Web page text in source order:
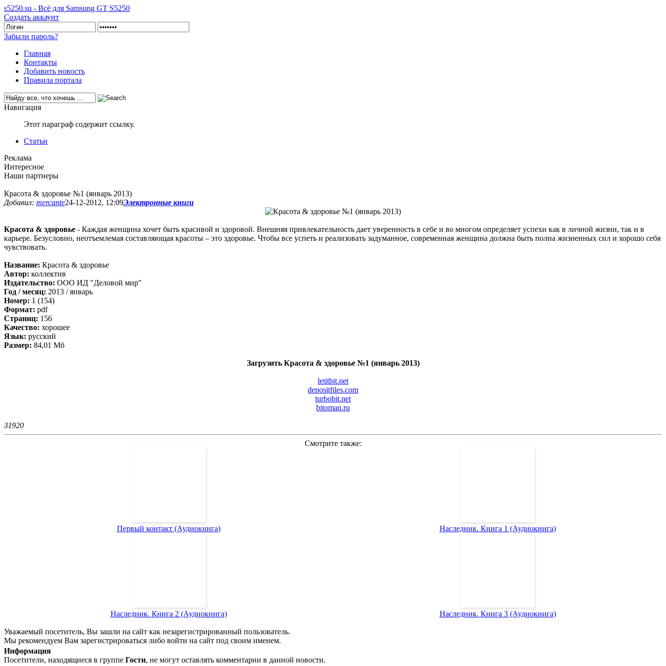
s5250.su - Всё для Samsung GT S5250
Создать аккаунт
Забыли пароль?
Главная
Контакты
Добавить новость
Правила портала
Навигация
Этот параграф содержит ссылку.
Статьи
Реклама
Интересное
Наши партнеры
Красота & здоровье №1 (январь 2013)
Добавил: mercante24-12-2012, 12:09Электронные книги
Красота & здоровье - Каждая женщина хочет быть красивой и здоровой. Внешняя привлекательность дает уверенность в себе и во многом определяет успехи как в личной жизни, так и в
карьере. Безусловно, неотъемлемая составляющая красоты – это здоровье. Чтобы все успеть и реализовать задуманное, современная женщина должна быть полна жизненных сил и хорошо себя
чувствовать.
Название: Красота & здоровье
Автор: коллектив
Издательство: ООО ИД "Деловой мир"
Год / месяц: 2013 / январь
Номер: 1 (154)
Формат: pdf
Страниц: 156
Качество: хорошее
Язык: русский
Размер: 84,01 Мб
Загрузить Красота & здоровье №1 (январь 2013)
letitbit.net
depositfiles.com
turbobit.net
bitoman.ru
31920
Смотрите также:
Первый контакт (Аудиокнига) Наследник. Книга 1 (Аудиокнига)
Наследник. Книга 2 (Аудиокнига) Наследник. Книга 3 (Аудиокнига)
Уважаемый посетитель, Вы зашли на сайт как незарегистрированный пользователь.
Мы рекомендуем Вам зарегистрироваться либо войти на сайт под своим именем.
Информация
Посетители, находящиеся в группе Гости, не могут оставлять комментарии в данной новости.